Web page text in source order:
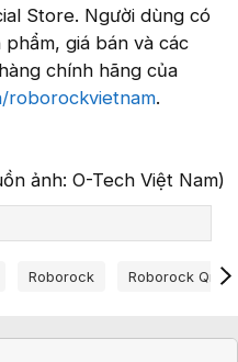
Store. Người dùng có
giá bán và các
chính hãng của
roborockvietnam.
ảnh: O-Tech Việt Nam)​
Roborock Roborock